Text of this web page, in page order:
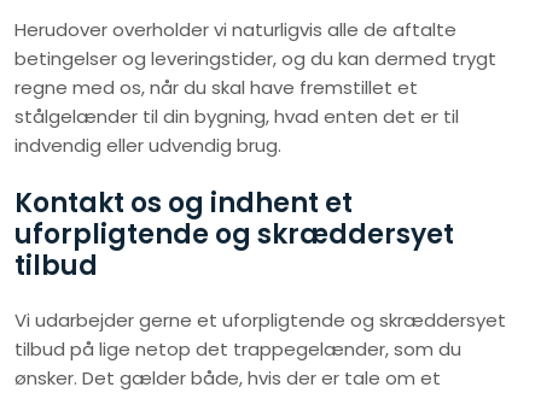
Herudover overholder vi naturligvis alle de aftalte
betingelser og leveringstider, og du kan dermed trygt
regne med os, når du skal have fremstillet et
stålgelænder til din bygning, hvad enten det er til
indvendig eller udvendig brug.
Kontakt os og indhent et
uforpligtende og skræddersyet
tilbud
Vi udarbejder gerne et uforpligtende og skræddersyet
tilbud på lige netop det trappegelænder, som du
ønsker. Det gælder både, hvis der er tale om et